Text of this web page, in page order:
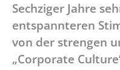
Sechziger Jahre
entspannteren
von der strengen
„Corporate